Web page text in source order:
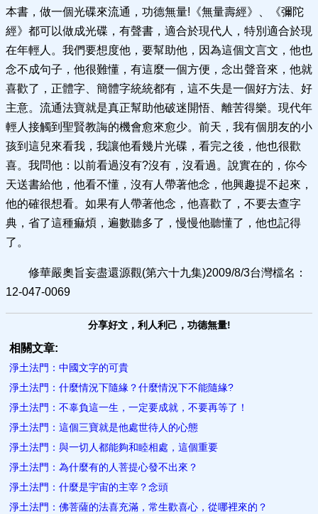
本書，做一個光碟來流通，功德無量!《無量壽經》、《彌陀
經》都可以做成光碟，有聲書，適合於現代人，特別適合於現
在年輕人。我們要想度他，要幫助他，因為這個文言文，他也
念不成句子，他很難懂，有這麼一個方便，念出聲音來，他就
喜歡了，正體字、簡體字統統都有，這不失是一個好方法、好
主意。流通法寶就是真正幫助他破迷開悟、離苦得樂。現代年
輕人接觸到聖賢教誨的機會愈來愈少。前天，我有個朋友的小
孩到這兒來看我，我讓他看幾片光碟，看完之後，他也很歡
喜。我問他：以前看過沒有?沒有，沒看過。說實在的，你今
天送書給他，他看不懂，沒有人帶著他念，他興趣提不起來，
他的確很想看。如果有人帶著他念，他喜歡了，不要去查字
典，省了這種痲煩，遍數聽多了，慢慢他聽懂了，他也記得
了。
修華嚴奧旨妄盡還源觀(第六十九集)2009/8/3台灣檔名：
12-047-0069
分享好文，利人利己，功德無量!
相關文章:
淨土法門：中國文字的可貴
淨土法門：什麼情況下隨緣？什麼情況下不能隨緣?
淨土法門：不辜負這一生，一定要成就，不要再等了！
淨土法門：這個三寶就是他處世待人的心態
淨土法門：與一切人都能夠和睦相處，這個重要
淨土法門：為什麼有的人菩提心發不​出來？
淨土法門：什麼是宇宙的主宰？念頭
淨土法門：佛菩薩的法喜充滿，常生歡喜心，從哪裡來的？